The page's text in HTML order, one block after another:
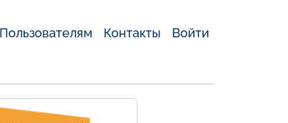
Пользователям Контакты Войти